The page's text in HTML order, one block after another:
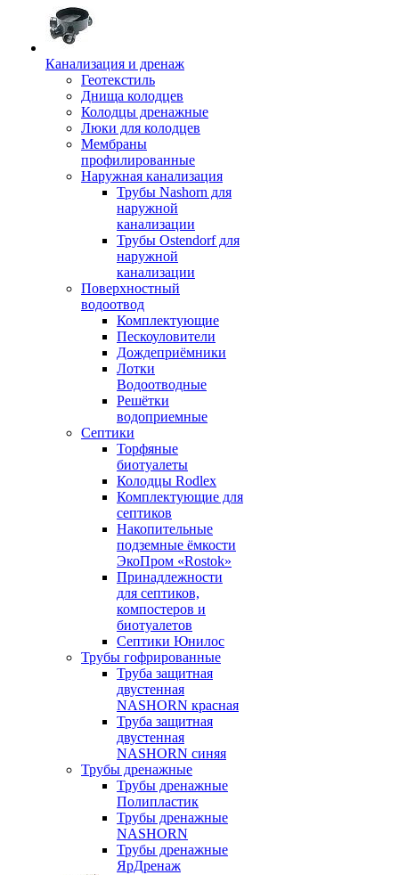
Канализация и дренаж
Геотекстиль
Днища колодцев
Колодцы дренажные
Люки для колодцев
Мембраны
профилированные
Наружная канализация
Трубы Nashorn для
наружной
канализации
Трубы Ostendorf для
наружной
канализации
Поверхностный
водоотвод
Комплектующие
Пескоуловители
Дождеприёмники
Лотки
Водоотводные
Решётки
водоприемные
Септики
Торфяные
биотуалеты
Колодцы Rodlex
Комплектующие для
септиков
Накопительные
подземные ёмкости
ЭкоПром «Rostok»
Принадлежности
для септиков,
компостеров и
биотуалетов
Септики Юнилос
Трубы гофрированные
Труба защитная
двустенная
NASHORN красная
Труба защитная
двустенная
NASHORN синяя
Трубы дренажные
Трубы дренажные
Полипластик
Трубы дренажные
NASHORN
Трубы дренажные
ЯрДренаж